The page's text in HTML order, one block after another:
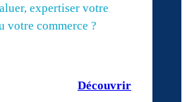
expertiser votre
votre commerce ?
Découvrir